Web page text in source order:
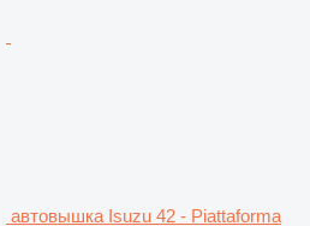
автовышка Isuzu 42 - Piattaforma